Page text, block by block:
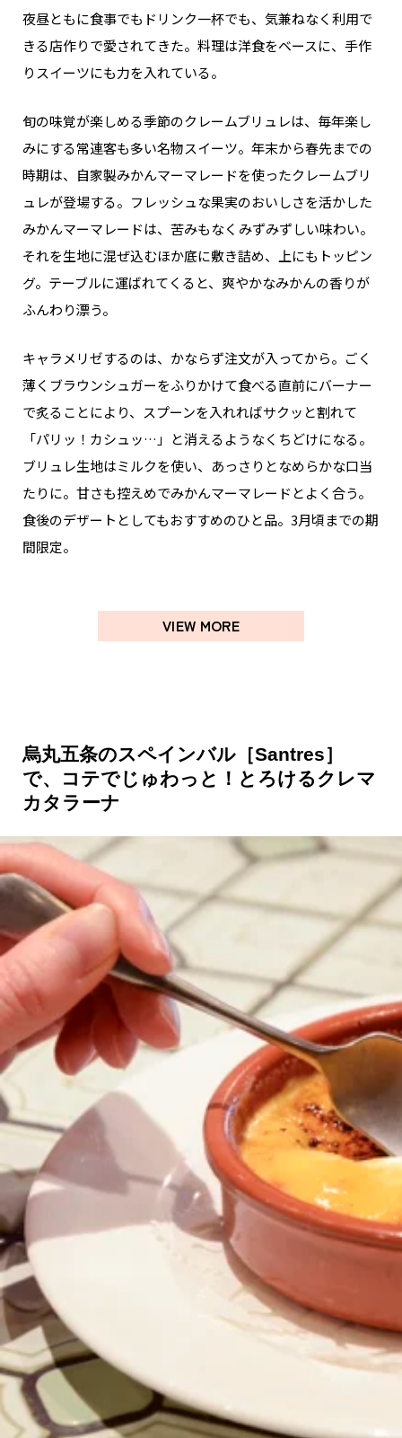
夜昼ともに食事でもドリンク一杯でも、気兼ねなく利用で
きる店作りで愛されてきた。料理は洋食をベースに、手作
りスイーツにも力を入れている。
旬の味覚が楽しめる季節のクレームブリュレは、毎年楽し
みにする常連客も多い名物スイーツ。年末から春先までの
時期は、自家製みかんマーマレードを使ったクレームブリ
ュレが登場する。フレッシュな果実のおいしさを活かした
みかんマーマレードは、苦みもなくみずみずしい味わい。
それを生地に混ぜ込むほか底に敷き詰め、上にもトッピン
グ。テーブルに運ばれてくると、爽やかなみかんの香りが
ふんわり漂う。
キャラメリゼするのは、かならず注文が入ってから。ごく
薄くブラウンシュガーをふりかけて食べる直前にバーナー
で炙ることにより、スプーンを入れればサクッと割れて
「パリッ！カシュッ…」と消えるようなくちどけになる。
ブリュレ生地はミルクを使い、あっさりとなめらかな口当
たりに。甘さも控えめでみかんマーマレードとよく合う。
食後のデザートとしてもおすすめのひと品。3月頃までの期
間限定。
VIEW MORE
烏丸五条のスペインバル［Santres］
で、コテでじゅわっと！とろけるクレマ
カタラーナ